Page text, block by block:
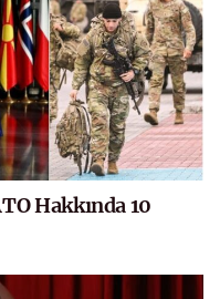
Hakkında 10